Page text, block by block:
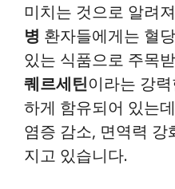
미치는 것으로 알려
병 환자들에게는 혈
있는 식품으로 주목
퀘르세틴이라는 강
하게 함유되어 있는
염증 감소, 면역력
지고 있습니다.